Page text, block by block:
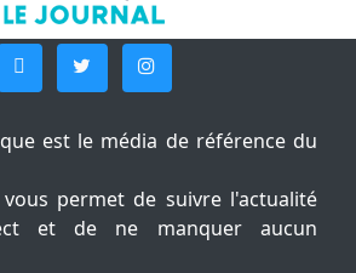
est le média de référence du
permet de suivre l'actualité
et de ne manquer aucun